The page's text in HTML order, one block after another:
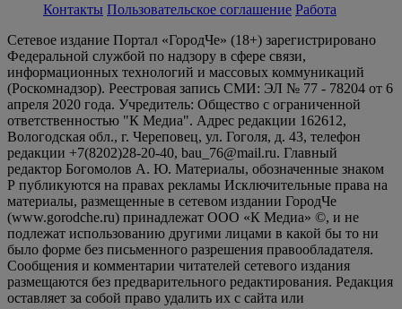
Контакты Пользовательское соглашение Работа
Сетевое издание Портал «ГородЧе» (18+) зарегистрировано
Федеральной службой по надзору в сфере связи,
информационных технологий и массовых коммуникаций
(Роскомнадзор). Реестровая запись СМИ: ЭЛ № 77 - 78204 от 6
апреля 2020 года. Учредитель: Общество с ограниченной
ответственностью "К Медиа". Адрес редакции 162612,
Вологодская обл., г. Череповец, ул. Гоголя, д. 43, телефон
редакции +7(8202)28-20-40, bau_76@mail.ru. Главный
редактор Богомолов А. Ю. Материалы, обозначенные знаком
Р публикуются на правах рекламы Исключительные права на
материалы, размещенные в сетевом издании ГородЧе
(www.gorodche.ru) принадлежат ООО «К Медиа» ©, и не
подлежат использованию другими лицами в какой бы то ни
было форме без письменного разрешения правообладателя.
Сообщения и комментарии читателей сетевого издания
размещаются без предварительного редактирования. Редакция
оставляет за собой право удалить их с сайта или